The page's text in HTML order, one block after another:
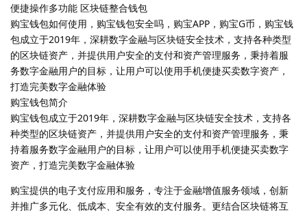
便捷操作多功能 区块链整合钱包
购宝钱包如何使用，购宝钱包安全吗，购宝APP，购宝G币，购宝钱
包成立于2019年，深耕数字金融与区块链安全技术，支持各种类型
的区块链资产，并提供用户安全的支付和资产管理服务，秉持着服
务数字金融用户的目标，让用户可以使用手机便捷买卖数字资产，
打造完美数字金融体验
购宝钱包简介
购宝钱包成立于2019年，深耕数字金融与区块链安全技术，支持各
种类型的区块链资产，并提供用户安全的支付和资产管理服务，秉
持着服务数字金融用户的目标，让用户可以使用手机便捷买卖数字
资产，打造完美数字金融体验
购宝提供的电子支付应用和服务，专注于金融增值服务领域，创新
并推广多元化、低成本、安全有效的支付服务。更结合区块链将互